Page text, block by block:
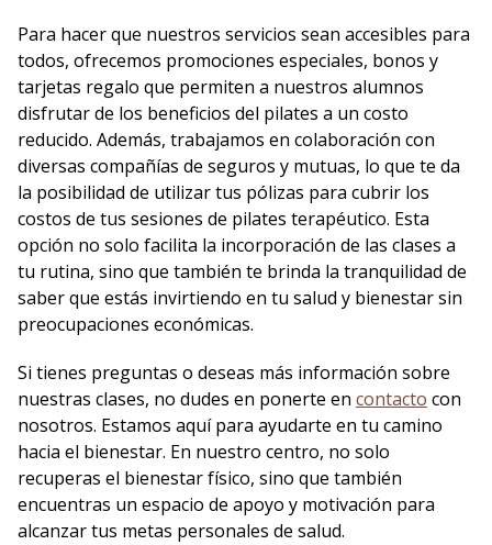
Para hacer que nuestros servicios sean accesibles para
todos, ofrecemos promociones especiales, bonos y
tarjetas regalo que permiten a nuestros alumnos
disfrutar de los beneficios del pilates a un costo
reducido. Además, trabajamos en colaboración con
diversas compañías de seguros y mutuas, lo que te da
la posibilidad de utilizar tus pólizas para cubrir los
costos de tus sesiones de pilates terapéutico. Esta
opción no solo facilita la incorporación de las clases a
tu rutina, sino que también te brinda la tranquilidad de
saber que estás invirtiendo en tu salud y bienestar sin
preocupaciones económicas.
Si tienes preguntas o deseas más información sobre
nuestras clases, no dudes en ponerte en contacto con
nosotros. Estamos aquí para ayudarte en tu camino
hacia el bienestar. En nuestro centro, no solo
recuperas el bienestar físico, sino que también
encuentras un espacio de apoyo y motivación para
alcanzar tus metas personales de salud.